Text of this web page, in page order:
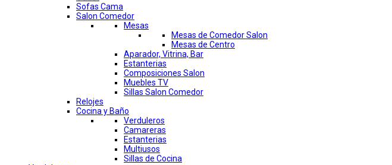
Sofas Cama
Salon Comedor
Mesas
Mesas de Comedor Salon
Mesas de Centro
Aparador, Vitrina, Bar
Estanterias
Composiciones Salon
Muebles TV
Sillas Salon Comedor
Relojes
Cocina y Baño
Verduleros
Camareras
Estanterias
Multiusos
Sillas de Cocina